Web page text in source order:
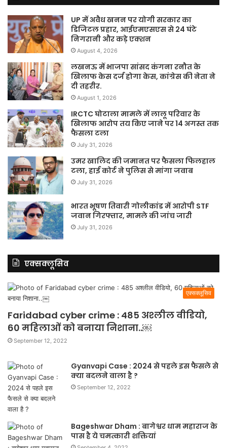
UP में अवैध खनन पर योगी सरकार का
डिजिटल प्रहार, आईएमएसएस से 24 घंटे
निगरानी और कड़े एक्शन
August 4, 2026
लखनऊ में भाजपा सांसद कंगना रनौत के
खिलाफ केस दर्ज होगा केस, कांग्रेस की नेता ने
दी तहरीर.
August 1, 2026
IRCTC घोटाला मामले में लालू परिवार के
खिलाफ आरोप तय किए जाने पर 14 अगस्त तक
फैसला टला
July 31, 2026
उमर खालिद की जमानत पर फैसला फिलहाल
टला, हाई कोर्ट ने पुलिस से मांगा जवाब
July 31, 2026
भारत भूषण तिवारी गोलीकांड में आरोपी STF
जवान गिरफ्तार, मामले की जांच जारी
July 31, 2026
एक्सक्लूसिव
एक्सक्लूसिव
Faridabad cyber crime : 485 अश्लील वीडियो,
60 महिलाओं को बनाया निशाना..￼
September 12, 2022
Gyanvapi Case : 2024 से पहले इस फैसले से
क्या बदलने वाला है ?
September 12, 2022
Bageshwar Dham : बागेश्वर धाम महाराज के
पास है ये चमत्कारी शक्तियां